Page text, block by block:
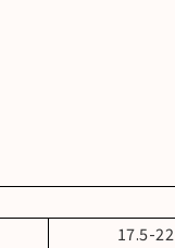
17.5-22